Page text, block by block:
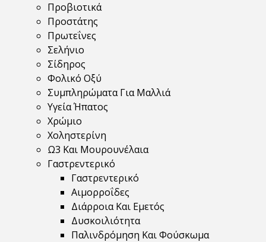
Προβιοτικά
Προστάτης
Πρωτεΐνες
Σελήνιο
Σίδηρος
Φολικό Οξύ
Συμπληρώματα Για Μαλλιά
Υγεία Ήπατος
Χρώμιο
Χοληστερίνη
Ω3 Και Μουρουνέλαια
Γαστρεντερικό
Γαστρεντερικό
Αιμορροΐδες
Διάρροια Και Εμετός
Δυσκοιλιότητα
Παλινδρόμηση Και Φούσκωμα